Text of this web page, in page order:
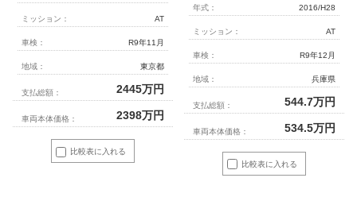
比較表に入れる
ミッション： AT
車検： R9年11月
地域： 東京都
支払総額： 2445万円
車両本体価格： 2398万円
比較表に入れる
年式： 2016/H28
ミッション： AT
車検： R9年12月
地域： 兵庫県
支払総額： 544.7万円
車両本体価格： 534.5万円